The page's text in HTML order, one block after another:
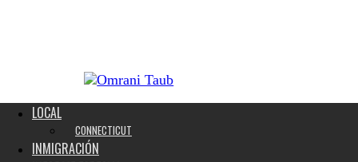
LOCAL
CONNECTICUT
INMIGRACIÓN